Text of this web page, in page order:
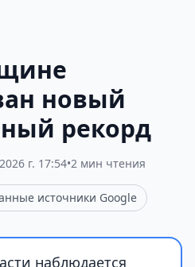
новый
рекорд
г. 17:54•2 мин чтения
источники Google
наблюдается